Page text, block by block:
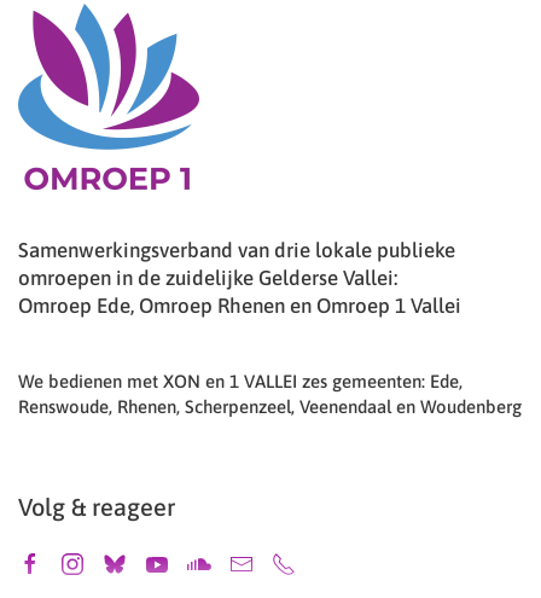
Samenwerkingsverband van drie lokale publieke
omroepen in de zuidelijke Gelderse Vallei:
Omroep Ede, Omroep Rhenen en Omroep 1 Vallei
We bedienen met XON en 1 VALLEI zes gemeenten: Ede,
Renswoude, Rhenen, Scherpenzeel, Veenendaal en Woudenberg
Volg & reageer